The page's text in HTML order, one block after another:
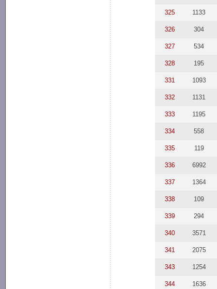
325 1133
326 304
327 534
328 195
331 1093
332 1131
333 1195
334 558
335 119
336 6992
337 1364
338 109
339 294
340 3571
341 2075
343 1254
344 1636